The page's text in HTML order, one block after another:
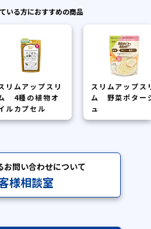
いる方におすすめの商品
リムアップスリ
4種の植物オ
ルカプセル
スリムアップス
ム 野菜ポター
ュ
お問い合わせについて
様相談室